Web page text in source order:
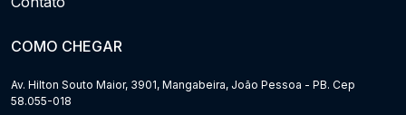
COMO CHEGAR
Av. Hilton Souto Maior, 3901, Mangabeira, João Pessoa - PB. Cep
58.055-018